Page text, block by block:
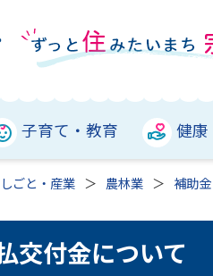
子育て・教育 健康
しごと・産業 農林業 補助金
交付金について